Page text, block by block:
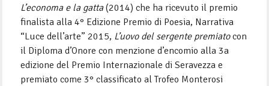
L’economa e la gatta(2014) che ha ricevuto il premio
finalista alla 4° Edizione Premio di Poesia, Narrativa
“Luce dell’arte” 2015, L’uovo del sergente premiatocon
il Diploma d’Onore con menzione d’encomio alla 3a
edizione del Premio Internazionale di Seravezza e
premiato come 3° classificato al Trofeo Monterosi